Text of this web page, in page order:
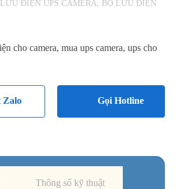
LƯU ĐIỆN UPS CAMERA, BỘ LƯU ĐIỆN
cho camera, mua ups camera, ups cho
Zalo Gọi Hotline
Thông số kỹ thuật